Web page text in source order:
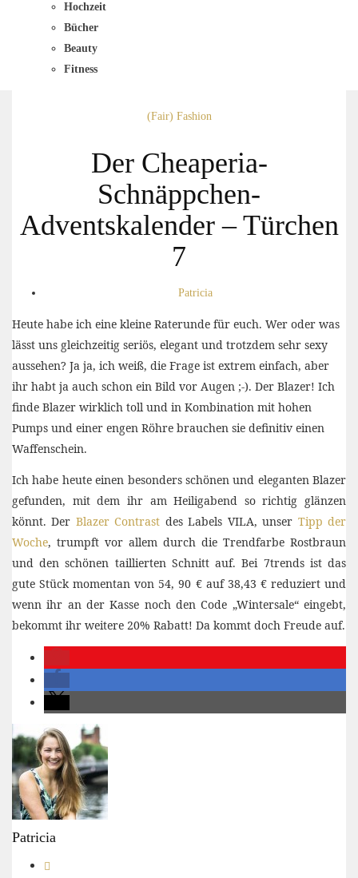
Hochzeit
Bücher
Beauty
Fitness
(Fair) Fashion
Der Cheaperia-
Schnäppchen-
Adventskalender – Türchen
7
Patricia
Heute habe ich eine kleine Raterunde für euch. Wer oder was
lässt uns gleichzeitig seriös, elegant und trotzdem sehr sexy
aussehen? Ja ja, ich weiß, die Frage ist extrem einfach, aber
ihr habt ja auch schon ein Bild vor Augen ;-). Der Blazer! Ich
finde Blazer wirklich toll und in Kombination mit hohen
Pumps und einer engen Röhre brauchen sie definitiv einen
Waffenschein.
Ich habe heute einen besonders schönen und eleganten Blazer
gefunden, mit dem ihr am Heiligabend so richtig glänzen
könnt. Der Blazer Contrast des Labels VILA, unser Tipp der
Woche, trumpft vor allem durch die Trendfarbe Rostbraun
und den schönen taillierten Schnitt auf. Bei 7trends ist das
gute Stück momentan von 54, 90 € auf 38,43 € reduziert und
wenn ihr an der Kasse noch den Code „Wintersale“ eingebt,
bekommt ihr weitere 20% Rabatt! Da kommt doch Freude auf.
Patricia